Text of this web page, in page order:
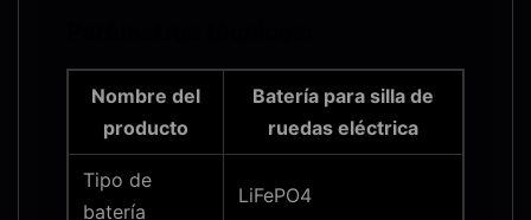
Nombre del
producto
Batería para silla de
ruedas eléctrica
Tipo de
batería
LiFePO4